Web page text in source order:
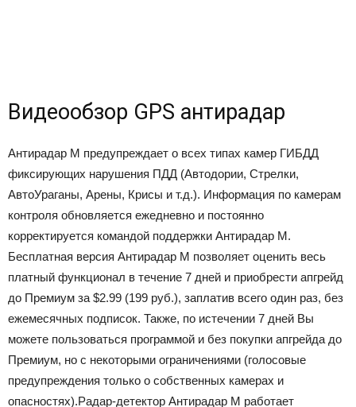
Видеообзор GPS антирадар
Антирадар М предупреждает о всех типах камер ГИБДД
фиксирующих нарушения ПДД (Автодории, Стрелки,
АвтоУраганы, Арены, Крисы и т.д.). Информация по камерам
контроля обновляется ежедневно и постоянно
корректируется командой поддержки Антирадар М.
Бесплатная версия Антирадар М позволяет оценить весь
платный функционал в течение 7 дней и приобрести апгрейд
до Премиум за $2.99 (199 руб.), заплатив всего один раз, без
ежемесячных подписок. Также, по истечении 7 дней Вы
можете пользоваться программой и без покупки апгрейда до
Премиум, но с некоторыми ограничениями (голосовые
предупреждения только о собственных камерах и
опасностях).Радар-детектор Антирадар М работает